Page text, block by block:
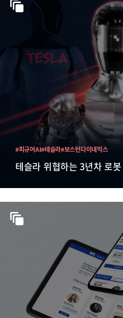
테슬라 위협하는 3년차 로
#피규어AI#테슬라#보스턴다이내믹스